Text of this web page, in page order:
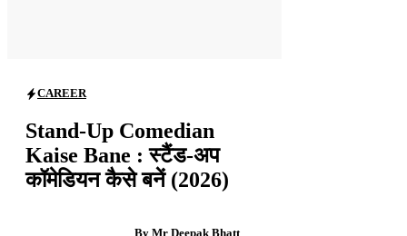
CAREER
Stand-Up Comedian
Kaise Bane : स्टैंड-अप
कॉमेडियन कैसे बनें (2026)
By Mr Deepak Bhatt